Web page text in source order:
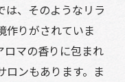
は、そのようなリラ
作りがされていま
ロマの香りに包まれ
ロンもあります。ま